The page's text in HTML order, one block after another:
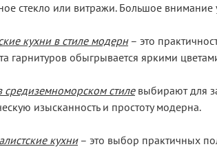
стекло или витражи. Большое
кухни в стиле модерн– это
гарнитуров обыгрывается яркими
средиземноморском стилевыбирают для
изысканность и простоту модерна.
кухни– это выбор практичных